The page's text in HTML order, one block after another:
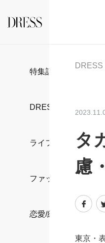
特集記事
DRESS部活
ライフスタイル
ファッション
恋愛/結婚/離婚
タ
慮
東京・